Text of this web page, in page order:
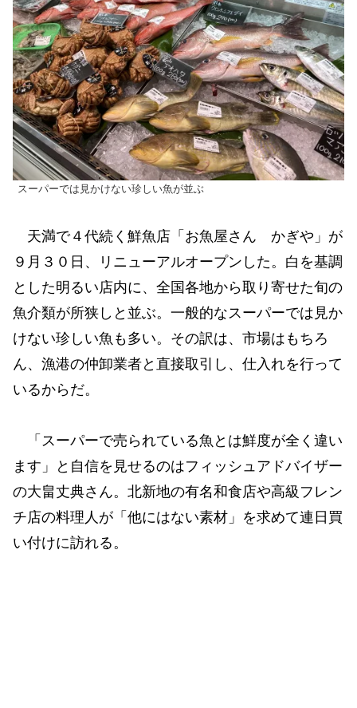
スーパーでは見かけない珍しい魚が並ぶ
天満で４代続く鮮魚店「お魚屋さん かぎや」が
９月３０日、リニューアルオープンした。白を基調
とした明るい店内に、全国各地から取り寄せた旬の
魚介類が所狭しと並ぶ。一般的なスーパーでは見か
けない珍しい魚も多い。その訳は、市場はもちろ
ん、漁港の仲卸業者と直接取引し、仕入れを行って
いるからだ。
「スーパーで売られている魚とは鮮度が全く違い
ます」と自信を見せるのはフィッシュアドバイザー
の大畠丈典さん。北新地の有名和食店や高級フレン
チ店の料理人が「他にはない素材」を求めて連日買
い付けに訪れる。